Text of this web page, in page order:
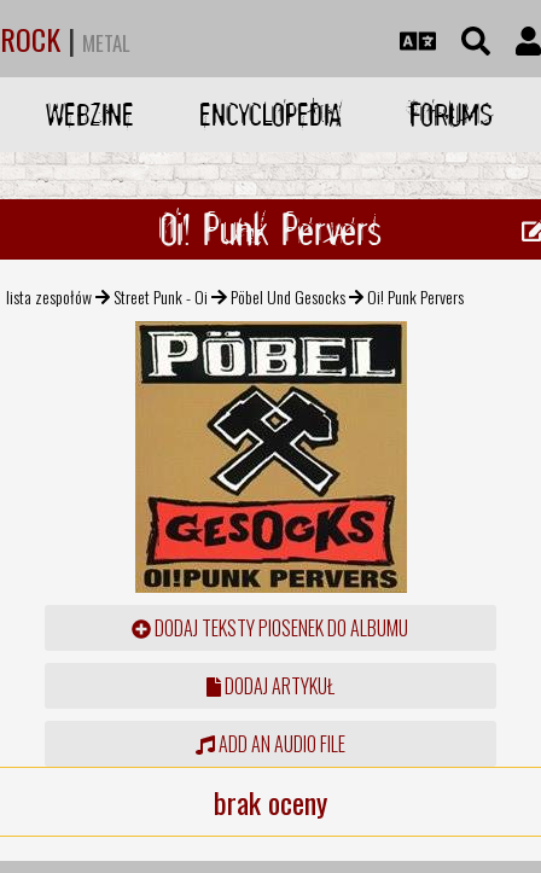
ROCK | METAL
WEBZINE ENCYCLOPEDIA FORUMS
Oi! Punk Pervers
lista zespołów Street Punk - Oi Pöbel Und Gesocks Oi! Punk Pervers
DODAJ TEKSTY PIOSENEK DO ALBUMU
DODAJ ARTYKUŁ
ADD AN AUDIO FILE
brak oceny